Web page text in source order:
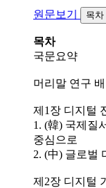
원문보기 목차
목차
국문요약
머리말 연구
제1장 디지털
1. (韓) 국제질
중심으로
2. (中) 글로벌
제2장 디지털